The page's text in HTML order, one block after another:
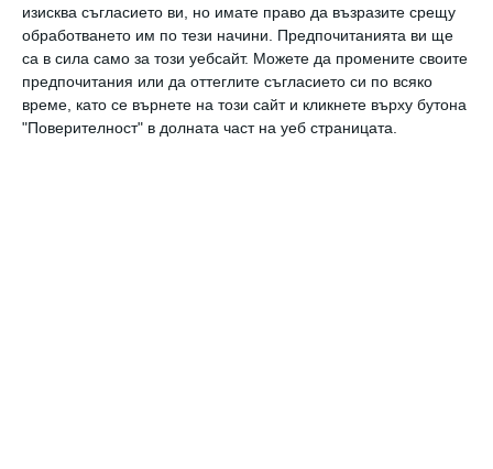
изисква съгласието ви, но имате право да възразите срещу
обработването им по тези начини. Предпочитанията ви ще
са в сила само за този уебсайт. Можете да промените своите
предпочитания или да оттеглите съгласието си по всяко
време, като се върнете на този сайт и кликнете върху бутона
"Поверителност" в долната част на уеб страницата.
Мерил Стрийпбаба внучедъщеряактриса
Заедно